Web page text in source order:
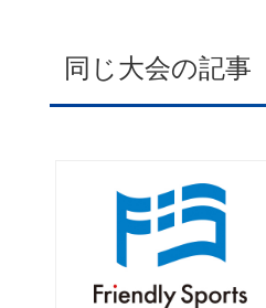
同じ大会の記事